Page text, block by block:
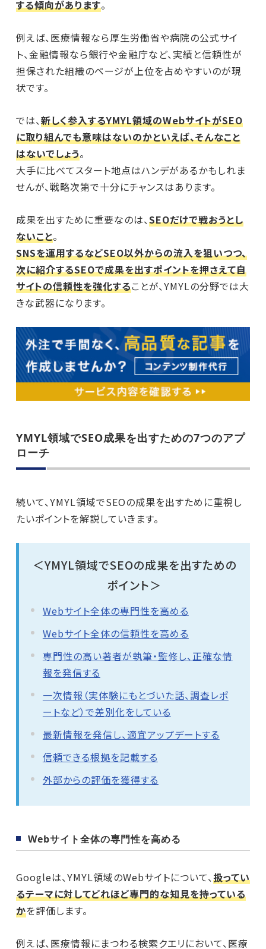
する傾向があります。
例えば、医療情報なら厚生労働省や病院の公式サイ
ト、金融情報なら銀行や金融庁など、実績と信頼性が
担保された組織のページが上位を占めやすいのが現
状です。
では、新しく参入するYMYL領域のWebサイトがSEO
に取り組んでも意味はないのかといえば、そんなこと
はないでしょう。
大手に比べてスタート地点はハンデがあるかもしれま
せんが、戦略次第で十分にチャンスはあります。
成果を出すために重要なのは、SEOだけで戦おうとし
ないこと。
SNSを運用するなどSEO以外からの流入を狙いつつ、
次に紹介するSEOで成果を出すポイントを押さえて自
サイトの信頼性を強化することが、YMYLの分野では大
きな武器になります。
YMYL領域でSEO成果を出すための7つのアプ
ローチ
続いて、YMYL領域でSEOの成果を出すために重視し
たいポイントを解説していきます。
＜YMYL領域でSEOの成果を出すための
ポイント＞
Webサイト全体の専門性を高める
Webサイト全体の信頼性を高める
専門性の高い著者が執筆・監修し、正確な情
報を発信する
一次情報（実体験にもとづいた話、調査レポ
ートなど）で差別化をしている
最新情報を発信し、適宜アップデートする
信頼できる根拠を記載する
外部からの評価を獲得する
Webサイト全体の専門性を高める
Googleは、YMYL領域のWebサイトについて、扱ってい
るテーマに対してどれほど専門的な知見を持っている
かを評価します。
例えば、医療情報にまつわる検索クエリにおいて、医療